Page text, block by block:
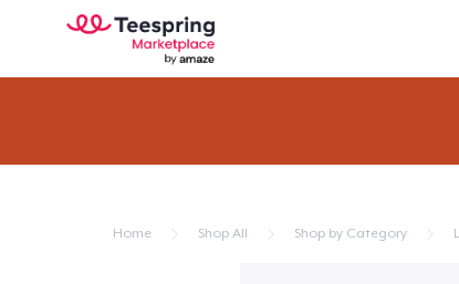
Home Shop All Shop by Category